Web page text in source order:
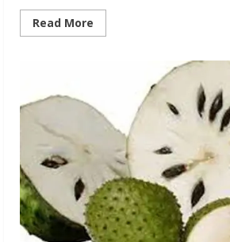
Read More
more
Kalimantan,
dan
Kalangkala